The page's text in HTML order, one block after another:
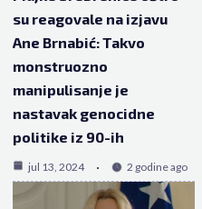
su reagovale na izjavu
Ane Brnabić: Takvo
monstruozno
manipulisanje je
nastavak genocidne
politike iz 90-ih
jul 13, 2024 2 godine ago